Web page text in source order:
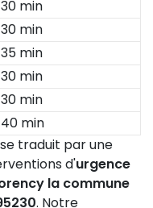
30 min
30 min
35 min
30 min
30 min
40 min
traduit par une
d'urgence
la commune
. Notre